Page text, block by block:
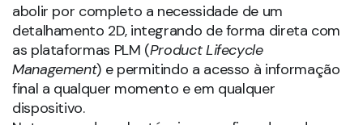
abolir por completo a necessidade de um
detalhamento 2D, integrando de forma direta com
as plataformas PLM (Product Lifecycle
Management) e permitindo a acesso à informação
final a qualquer momento e em qualquer
dispositivo.